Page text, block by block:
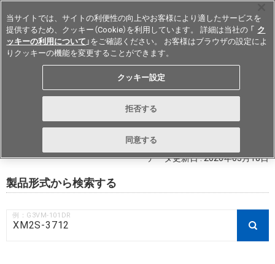
Japan
RoHS対応状況 / 非含有証明書ダウ
ンロード
データ更新日 : 2026年03月18日
製品形式から検索する
例：G3VM-101DR
当サイトでは、サイトの利便性の向上やお客様により適したサービスを
提供するため、クッキー（Cookie）を利用しています。 詳細は当社の 「 ク
ッキーの利用について 」をご確認ください。 お客様はブラウザの設定によ
りクッキーの機能を変更することができます。
クッキー設定
拒否する
同意する